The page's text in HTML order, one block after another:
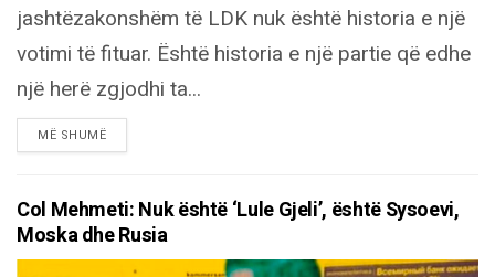
jashtëzakonshëm të LDK nuk është historia e një
votimi të fituar. Është historia e një partie që edhe
një herë zgjodhi ta...
MË SHUMËDETAILS
Col Mehmeti: Nuk është ‘Lule Gjeli’, është Sysoevi,
Moska dhe Rusia